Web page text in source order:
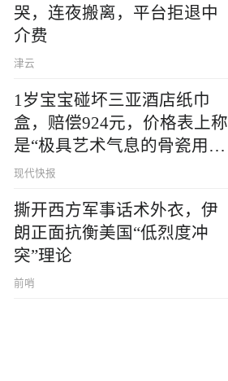
哭，连夜搬离，平台拒退中
介费
津云
1岁宝宝碰坏三亚酒店纸巾
盒，赔偿924元，价格表上称
是“极具艺术气息的骨瓷用
品”
现代快报
撕开西方军事话术外衣，伊
朗正面抗衡美国“低烈度冲
突”理论
前哨